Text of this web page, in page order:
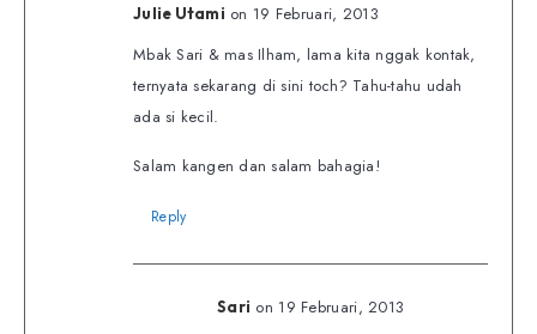
Julie Utami on 19 Februari, 2013
Mbak Sari & mas Ilham, lama kita nggak kontak,
ternyata sekarang di sini toch? Tahu-tahu udah
ada si kecil.
Salam kangen dan salam bahagia!
Reply
Sari on 19 Februari, 2013